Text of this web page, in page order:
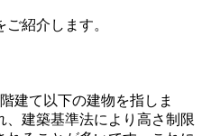
紹介します。
建て以下の建物を指しま
建築基準法により高さ制限